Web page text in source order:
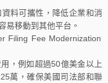
料可攜性，降低企業和消
易移動到其他平台。
Filing Fee Modernization
，例如超過50億美金以上
萬，確保美國司法部和聯